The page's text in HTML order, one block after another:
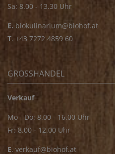
Sa: 8.00 - 13.30 Uhr
E. biokulinarium@biohof.at
T. +43 7272 4859 60
GROSSHANDEL
Verkauf
Mo - Do: 8.00 - 16.00 Uhr
Fr: 8.00 - 12.00 Uhr
E. verkauf@biohof.at